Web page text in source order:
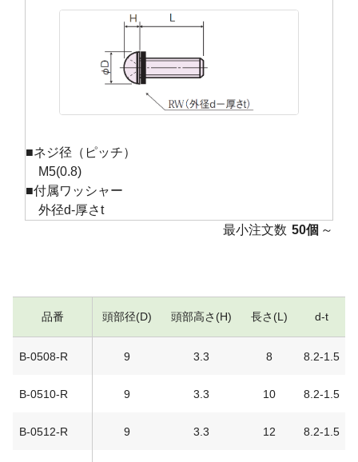
■ネジ径（ピッチ）
M5(0.8)
■付属ワッシャー
外径d-厚さt
最小注文数 50個 ～
品番 頭部径(D) 頭部高さ(H) 長さ(L) d-t
B-0508-R 9 3.3 8 8.2-1.5
B-0510-R 9 3.3 10 8.2-1.5
B-0512-R 9 3.3 12 8.2-1.5